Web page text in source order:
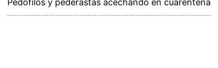
Pedófilos y pederastas acechando en cuarentena